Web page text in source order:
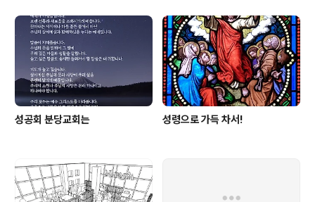
성공회 분당교회는 성령으로 가득 차서!